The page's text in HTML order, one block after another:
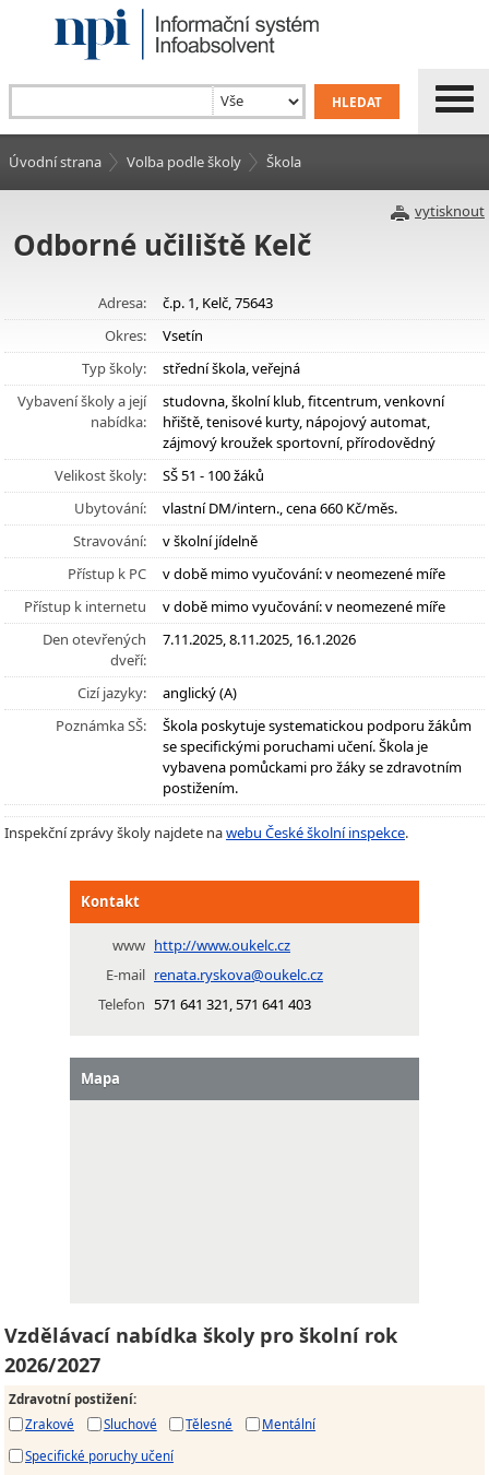
Úvodní strana Volba podle školy Škola
vytisknout
Odborné učiliště Kelč
Adresa:
č.p. 1, Kelč, 75643
Okres:
Vsetín
Typ školy:
střední škola, veřejná
Vybavení školy a její
nabídka:
studovna, školní klub, fitcentrum, venkovní
hřiště, tenisové kurty, nápojový automat,
zájmový kroužek sportovní, přírodovědný
Velikost školy:
SŠ 51 - 100 žáků
Ubytování:
vlastní DM/intern., cena 660 Kč/měs.
Stravování:
v školní jídelně
Přístup k PC
v době mimo vyučování: v neomezené míře
Přístup k internetu
v době mimo vyučování: v neomezené míře
Den otevřených
dveří:
7.11.2025, 8.11.2025, 16.1.2026
Cizí jazyky:
anglický (A)
Poznámka SŠ:
Škola poskytuje systematickou podporu žákům
se specifickými poruchami učení. Škola je
vybavena pomůckami pro žáky se zdravotním
postižením.
Inspekční zprávy školy najdete nawebu České školní inspekce.
Kontakt
www http://www.oukelc.cz
E-mail renata.ryskova@oukelc.cz
Telefon 571 641 321, 571 641 403
Mapa
Vzdělávací nabídka školy pro školní rok
2026/2027
Zdravotní postižení:
Zrakové
Sluchové Tělesné
Mentální
Specifické poruchy učení